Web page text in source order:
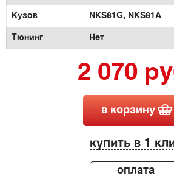
Кузов NKS81G, NKS81A
Тюнинг Нет
2 070
в корзину
купить в 1
оплата